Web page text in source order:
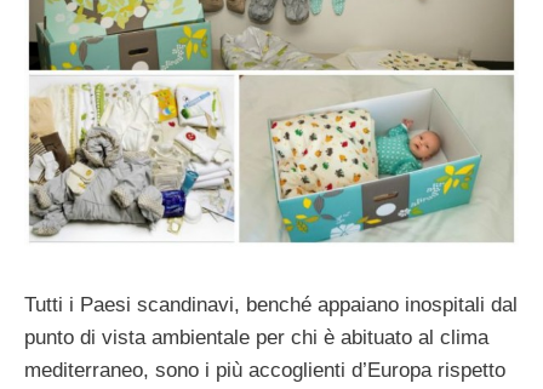
Tutti i Paesi scandinavi, benché appaiano inospitali dal
punto di vista ambientale per chi è abituato al clima
mediterraneo, sono i più accoglienti d’Europa rispetto